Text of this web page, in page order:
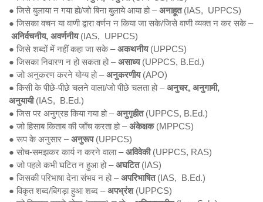
● जिसे बुलाया न गया हो/जो बिना बुलाये आया हो –अनाहूत(IAS, UPPCS)
● जिसका वचन या वाणी द्वारा वर्णन न किया जा सके/जिसे वाणी व्यक्त न कर सके –
अनिर्वचनीय, अवर्णनीय(IAS, UPPCS)
● जिसे शब्दों में नहीं कहा जा सके –अकथनीय(UPPCS)
● जिसका निवारण न हो सकता हो –असाध्य(UPPCS, B.Ed.)
● जो अनुकरण करने योग्य हो –अनुकरणीय(APO)
● किसी के पीछे-पीछे चलने वाला/जो पीछे चलता हो –अनुचर, अनुगामी,
अनुयायी(IAS, B.Ed.)
● जिस पर अनुग्रह किया गया हो –अनुगृहीत(UPPCS, B.Ed.)
● जो हिसाब किताब की जाँच करता हो –अंकेक्षक(MPPCS)
● रूप के अनुसार –अनुरूप(UPPCS)
● सोच-समझकर कार्य न करने वाला –अविवेकी(UPPCS, RAS)
● जो पहले कभी घटित न हुआ हो –अघटित(IAS)
● जिसकी परिभाषा देना संभव न हो –अपरिभाषित(IAS, B.Ed.)
● विकृत शब्द/बिगड़ा हुआ शब्द –अपभ्रंश (UPPCS)